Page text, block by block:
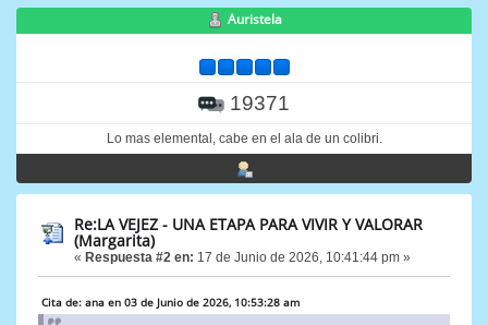
Auristela
19371
Lo mas elemental, cabe en el ala de un colibri.
Re:LA VEJEZ - UNA ETAPA PARA VIVIR Y VALORAR
(Margarita)
« Respuesta #2 en: 17 de Junio de 2026, 10:41:44 pm »
Cita de: ana en 03 de Junio de 2026, 10:53:28 am